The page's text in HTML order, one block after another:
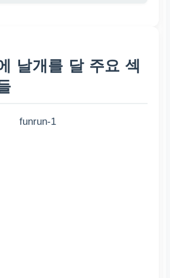
날개를 달 주요 섹
funrun-1